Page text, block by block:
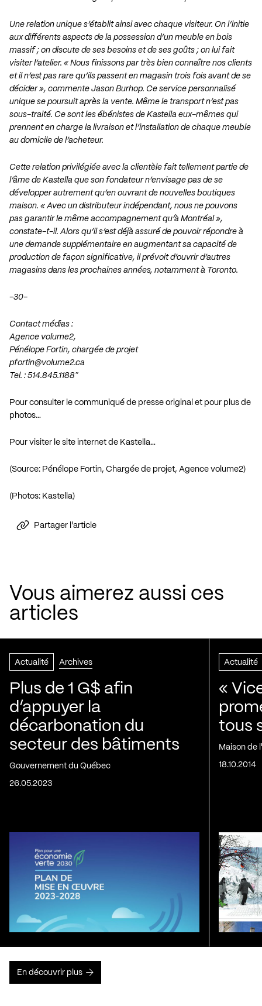
Une relation unique s’établit ainsi avec chaque visiteur. On l’initie
aux différents aspects de la possession d’un meuble en bois
massif ; on discute de ses besoins et de ses goûts ; on lui fait
visiter l’atelier. « Nous finissons par très bien connaître nos clients
et il n’est pas rare qu’ils passent en magasin trois fois avant de se
décider », commente Jason Burhop. Ce service personnalisé
unique se poursuit après la vente. Même le transport n’est pas
sous-traité. Ce sont les ébénistes de Kastella eux-mêmes qui
prennent en charge la livraison et l’installation de chaque meuble
au domicile de l’acheteur.
Cette relation privilégiée avec la clientèle fait tellement partie de
l’âme de Kastella que son fondateur n’envisage pas de se
développer autrement qu’en ouvrant de nouvelles boutiques
maison. « Avec un distributeur indépendant, nous ne pouvons
pas garantir le même accompagnement qu’à Montréal »,
constate-t-il. Alors qu’il s’est déjà assuré de pouvoir répondre à
une demande supplémentaire en augmentant sa capacité de
production de façon significative, il prévoit d’ouvrir d’autres
magasins dans les prochaines années, notamment à Toronto.
-30-
Contact médias :
Agence volume2,
Pénélope Fortin, chargée de projet
pfortin@volume2.ca
Tel. : 514.845.1188″
Pour consulter le communiqué de presse original et pour plus de
photos…
Pour visiter le site internet de Kastella…
(Source: Pénélope Fortin, Chargée de projet, Agence volume2)
(Photos: Kastella)
Partager l'article
Vous aimerez aussi ces
articles
Actualité Archives
Plus de 1 G$ afin
d’appuyer la
décarbonation du
secteur des bâtiments
Gouvernement du Québec
26.05.2023
Actualité
«
tous
Maison de
18.10.2014
En découvrir plus